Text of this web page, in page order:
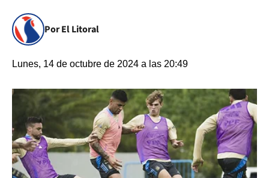
Por El Litoral
Lunes, 14 de octubre de 2024 a las 20:49